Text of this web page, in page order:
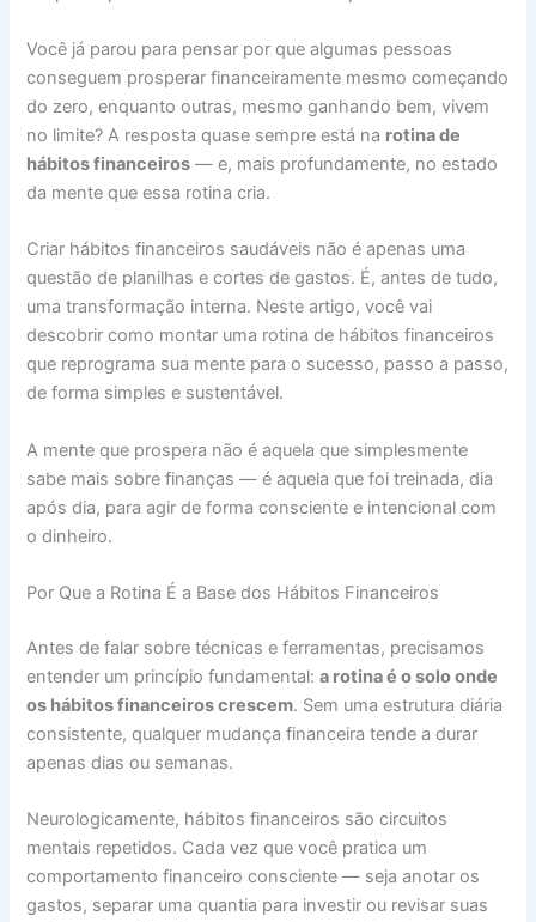
b
o
o
k
e
r
e
s
t
s
A
p
p
a
d
s
g
r
a
m
o
d
o
n
e e
d
I
n
n
e
y
L
i
n
k
r
e
Você já parou para pensar por que algumas pessoas
conseguem prosperar financeiramente mesmo começando
do zero, enquanto outras, mesmo ganhando bem, vivem
no limite? A resposta quase sempre está na rotina de
hábitos financeiros — e, mais profundamente, no estado
da mente que essa rotina cria.
Criar hábitos financeiros saudáveis não é apenas uma
questão de planilhas e cortes de gastos. É, antes de tudo,
uma transformação interna. Neste artigo, você vai
descobrir como montar uma rotina de hábitos financeiros
que reprograma sua mente para o sucesso, passo a passo,
de forma simples e sustentável.
A mente que prospera não é aquela que simplesmente
sabe mais sobre finanças — é aquela que foi treinada, dia
após dia, para agir de forma consciente e intencional com
o dinheiro.
Por Que a Rotina É a Base dos Hábitos Financeiros
Antes de falar sobre técnicas e ferramentas, precisamos
entender um princípio fundamental:a rotina é o solo onde
os hábitos financeiros crescem. Sem uma estrutura diária
consistente, qualquer mudança financeira tende a durar
apenas dias ou semanas.
Neurologicamente, hábitos financeiros são circuitos
mentais repetidos. Cada vez que você pratica um
comportamento financeiro consciente — seja anotar os
gastos, separar uma quantia para investir ou revisar suas